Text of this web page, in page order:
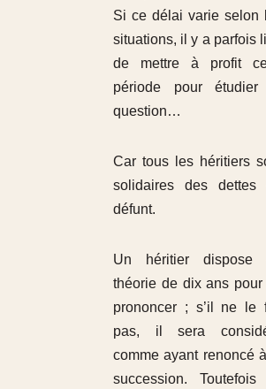
Si ce délai varie selon
situations, il y a parfois
de mettre à profit
période pour
question…
Car tous les héritiers
solidaires des dettes
défunt.
Un héritier dispose
théorie de dix ans pour
prononcer ; s’il ne le
pas, il sera
comme ayant renoncé
succession. Toutefois